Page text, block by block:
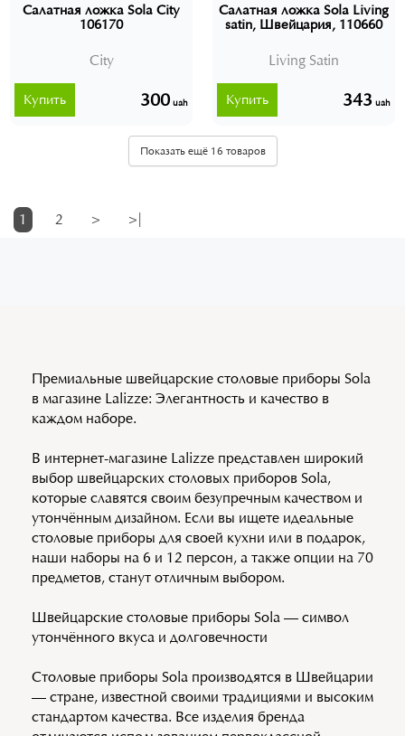
Салатная ложка Sola City
106170
City
300 uah
Купить
Салатная ложка Sola Living
satin, Швейцария, 110660
Living Satin
343 uah
Купить
Показать ещё 16 товаров
1 2 > >|
Премиальные швейцарские столовые приборы Sola
в магазине Lalizze: Элегантность и качество в
каждом наборе.
В интернет-магазине Lalizze представлен широкий
выбор швейцарских столовых приборов Sola,
которые славятся своим безупречным качеством и
утончённым дизайном. Если вы ищете идеальные
столовые приборы для своей кухни или в подарок,
наши наборы на 6 и 12 персон, а также опции на 70
предметов, станут отличным выбором.
Швейцарские столовые приборы Sola — символ
утончённого вкуса и долговечности
Столовые приборы Sola производятся в Швейцарии
— стране, известной своими традициями и высоким
стандартом качества. Все изделия бренда